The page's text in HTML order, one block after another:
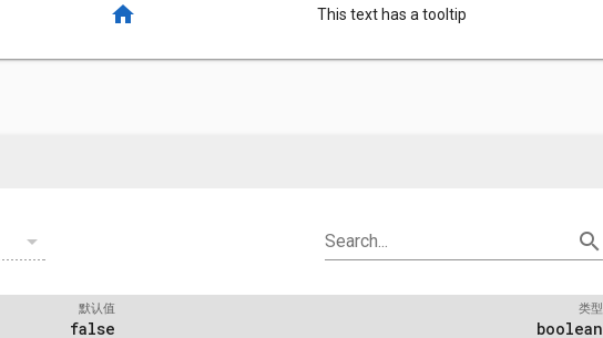
home This text has a tooltip
arrow_drop_down Search... search
默认值
false
类型
boolean